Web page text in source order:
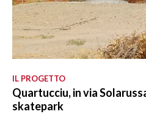
IL PROGETTO
Quartucciu, in via
skatepark